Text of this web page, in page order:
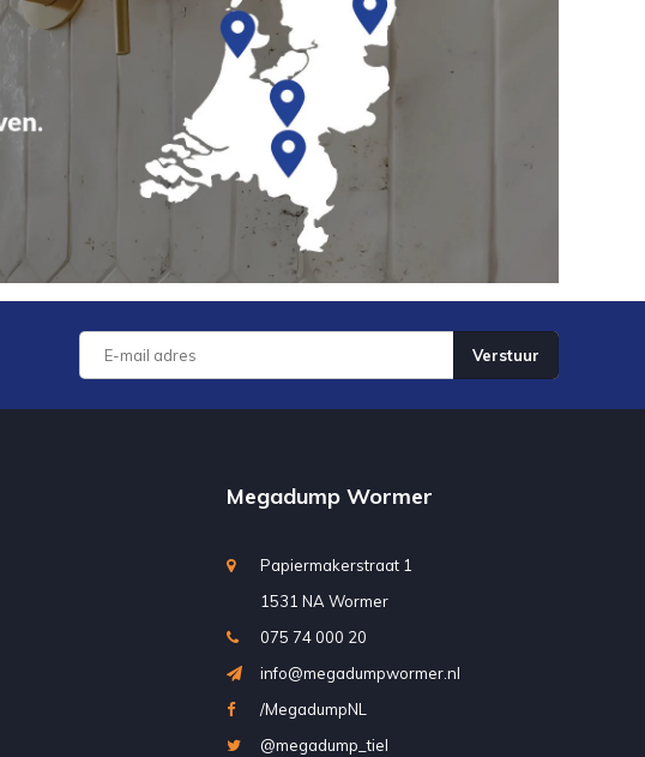
Verstuur
Megadump Wormer
Papiermakerstraat 1
1531 NA Wormer
075 74 000 20
info@megadumpwormer.nl
/MegadumpNL
@megadump_tiel